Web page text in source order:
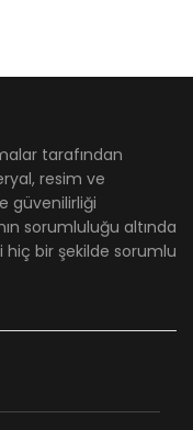
tarafından
resim ve
güvenilirliği
sorumluluğu altında
hiç bir şekilde sorumlu